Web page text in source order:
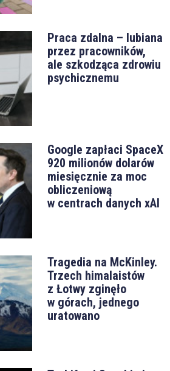
Praca zdalna – lubiana
przez pracowników,
ale szkodząca zdrowiu
psychicznemu
Google zapłaci SpaceX
920 milionów dolarów
miesięcznie za moc
obliczeniową
w centrach danych xAI
Tragedia na McKinley.
Trzech himalaistów
z Łotwy zginęło
w górach, jednego
uratowano